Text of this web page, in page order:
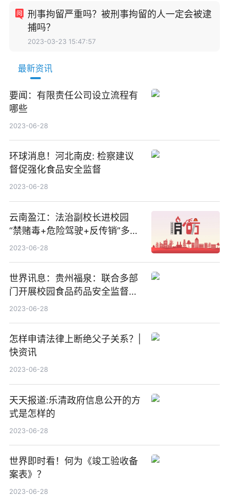
刑事拘留严重吗？被刑事拘留的人一定会被逮
捕吗？
2023-03-23 15:47:57
最新资讯
要闻：有限责任公司设立流程有
哪些
2023-06-28
环球消息！河北南皮: 检察建议
督促强化食品安全监督
2023-06-28
云南盈江：法治副校长进校园
“禁赌毒+危险驾驶+反传销”多角
度普及法律知识
2023-06-28
世界讯息：贵州福泉：联合多部
门开展校园食品药品安全监督检
查活动
2023-06-28
怎样申请法律上断绝父子关系？|
快资讯
2023-06-28
天天报道:乐清政府信息公开的方
式是怎样的
2023-06-28
世界即时看！何为《竣工验收备
案表》？
2023-06-28